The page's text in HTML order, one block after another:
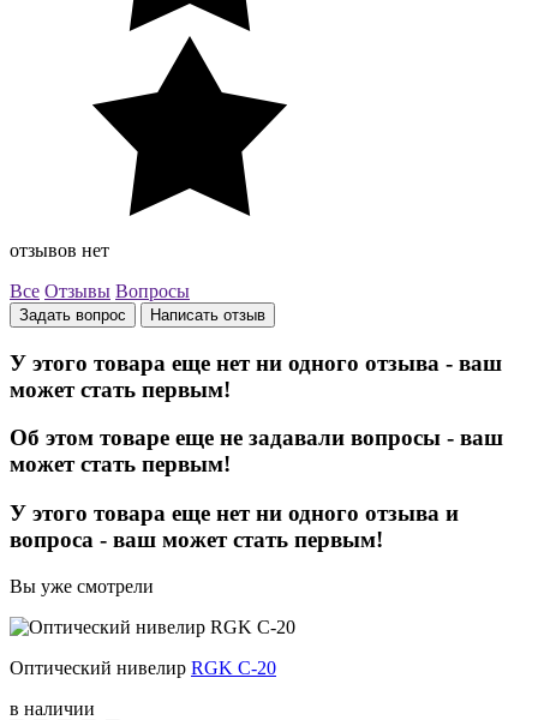
отзывов нет
Все Отзывы Вопросы
Задать вопрос Написать отзыв
У этого товара еще нет ни одного отзыва - ваш
может стать первым!
Об этом товаре еще не задавали вопросы - ваш
может стать первым!
У этого товара еще нет ни одного отзыва и
вопроса - ваш может стать первым!
Вы уже смотрели
Оптический нивелир RGK C-20
в наличии